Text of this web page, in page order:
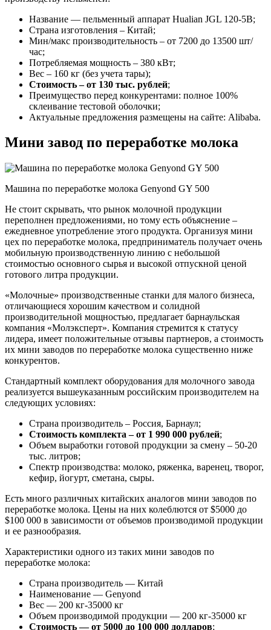
Название — пельменный аппарат Hualian JGL 120-5B;
Страна изготовления – Китай;
Мин/макс производительность – от 7200 до 13500 шт/
час;
Потребляемая мощность – 380 кВт;
Вес – 160 кг (без учета тары);
Стоимость – от 130 тыс. рублей;
Преимущество перед конкурентами: полное 100%
склеивание тестовой оболочки;
Актуальные предложения размещены на сайте: Alibaba.
Мини завод по переработке молока
Машина по переработке молока Genyond GY 500
Не стоит скрывать, что рынок молочной продукции
переполнен предложениями, но тому есть объяснение –
ежедневное употребление этого продукта. Организуя мини
цех по переработке молока, предприниматель получает очень
мобильную производственную линию с небольшой
стоимостью основного сырья и высокой отпускной ценой
готового литра продукции.
«Молочные» производственные станки для малого бизнеса,
отличающиеся хорошим качеством и солидной
производительной мощностью, предлагает барнаульская
компания «Молэксперт». Компания стремится к статусу
лидера, имеет положительные отзывы партнеров, а стоимость
их мини заводов по переработке молока существенно ниже
конкурентов.
Стандартный комплект оборудования для молочного завода
реализуется вышеуказанным российским производителем на
следующих условиях:
Страна производитель – Россия, Барнаул;
Стоимость комплекта – от 1 990 000 рублей;
Объем выработки готовой продукции за смену – 50-20
тыс. литров;
Спектр производства: молоко, ряженка, варенец, творог,
кефир, йогурт, сметана, сыры.
Есть много различных китайских аналогов мини заводов по
переработке молока. Цены на них колеблются от $5000 до
$100 000 в зависимости от объемов производимой продукции
и ее разнообразия.
Характеристики одного из таких мини заводов по
переработке молока:
Страна производитель — Китай
Наименование — Genyond
Вес — 200 кг-35000 кг
Объем производимой продукции — 200 кг-35000 кг
Стоимость — от 5000 до 100 000 долларов;